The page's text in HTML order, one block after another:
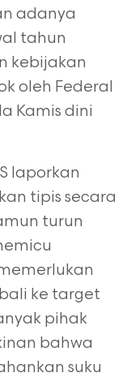
adanya
tahun
kebijakan
oleh Federal
Kamis dini
laporkan
tipis secara
turun
ke target
pihak
bahwa
suku